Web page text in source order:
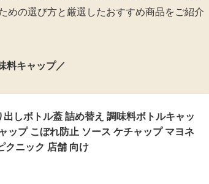
めの選び方と厳選したおすすめ商品をご紹介
料キャップ／
しボトル蓋 詰め替え 調味料ボトルキャッ
ップ こぼれ防止 ソース ケチャップ マヨネ
クニック 店舗 向け